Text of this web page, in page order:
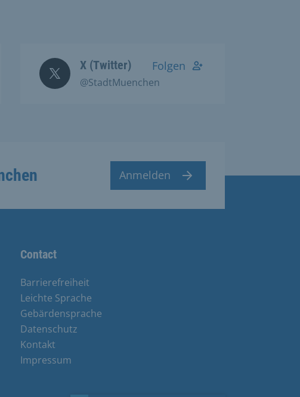
X (Twitter)
@StadtMuenchen
Folgen
Anmelden
Contact
Barrierefreiheit
Leichte Sprache
Gebärdensprache
Datenschutz
Kontakt
Impressum